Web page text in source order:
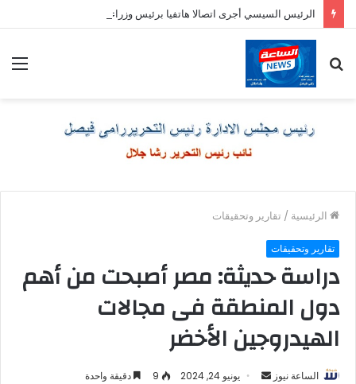
الرئيس السيسي أجرى اتصالا هاتفيا برئيس وزراء اليونان
عن
الرئيسية / تقارير وتحقيقات
تقارير وتحقيقات
دراسة حديثة: مصر أصبحت من أهم
دول المنطقة فى مجالات
الهيدروجين الأخضر
الساعة نيوز
أرسل يونيو 24, 2024 9 دقيقة واحدة